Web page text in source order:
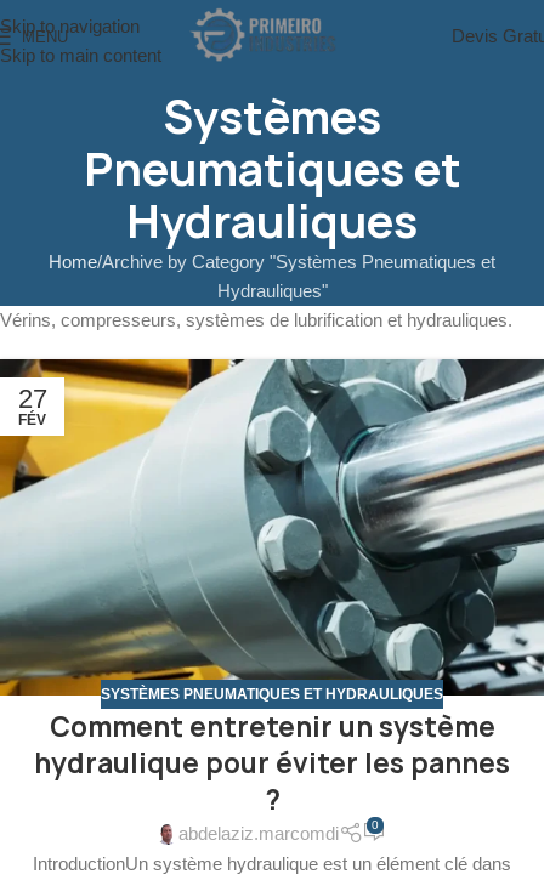
Skip to navigation
Skip to main content
MENU Devis
Systèmes
Pneumatiques et
Hydrauliques
Home Archive by Category "Systèmes Pneumatiques et
Hydrauliques"
Vérins, compresseurs, systèmes de lubrification et hydrauliques.
27
FÉV
SYSTÈMES PNEUMATIQUES ET HYDRAULIQUES
Comment entretenir un système
hydraulique pour éviter les pannes
?
abdelaziz.marcomdi 0
IntroductionUn système hydraulique est un élément clé dans